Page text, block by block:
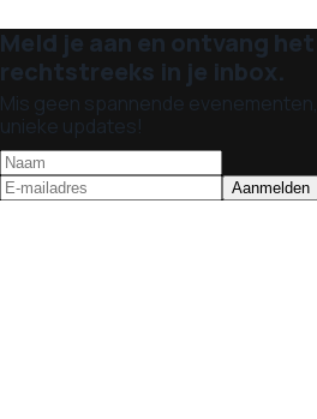
Meld je aan en ontvang
rechtstreeks in je inbox.
Mis geen spannende
unieke updates!